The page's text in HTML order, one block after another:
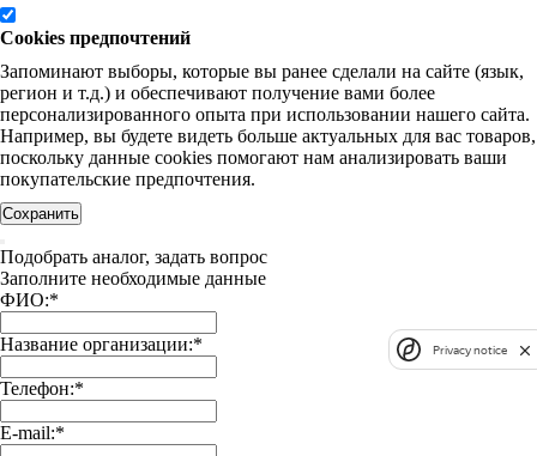
Cookies предпочтений
Запоминают выборы, которые вы ранее сделали на сайте (язык,
регион и т.д.) и обеспечивают получение вами более
персонализированного опыта при использовании нашего сайта.
Например, вы будете видеть больше актуальных для вас товаров,
поскольку данные cookies помогают нам анализировать ваши
покупательские предпочтения.
Сохранить
Подобрать аналог, задать вопрос
Заполните необходимые данные
ФИО:*
Название организации:*
Телефон:*
E-mail:*
Privacy notice